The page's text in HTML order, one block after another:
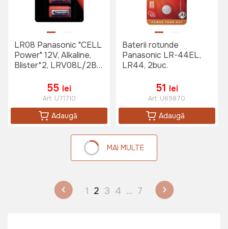
LR08 Panasonic "CELL
Power" 12V, Alkaline,
Blister*2, LRV08L/2BE,
55 lei
Art: U71710
Adaugă
Baterii rotunde
Panasonic LR-44EL,
LR44, 2buc.
51 lei
Art: U69870
Adaugă
MAI MULTE
1 2 3 4 ... 7